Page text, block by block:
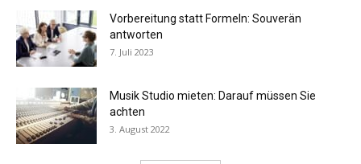
Vorbereitung statt Formeln: Souverän
antworten
7. Juli 2023
Musik Studio mieten: Darauf müssen Sie
achten
3. August 2022